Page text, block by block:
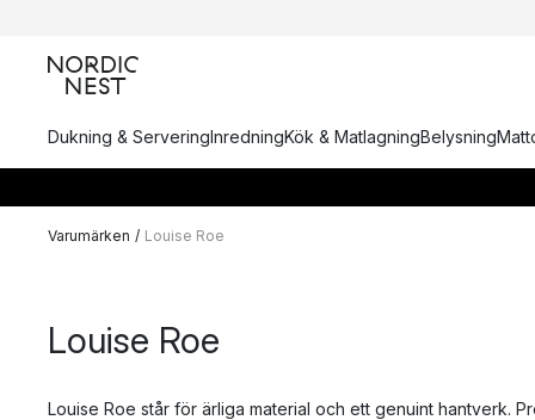
Dukning & ServeringInredningKök & MatlagningBelysning
Varumärken / Louise Roe
Louise Roe
Louise Roe står för ärliga material och ett genuint hantverk.